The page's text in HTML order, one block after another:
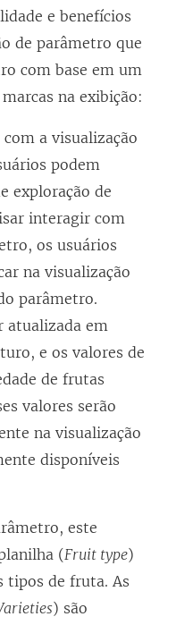
e benefícios
de parâmetro que
com base em um
na exibição:
a visualização
podem
exploração de
interagir com
os usuários
na visualização
parâmetro.
atualizada em
e os valores de
de frutas
valores serão
na visualização
disponíveis
este
(Fruit type)
tipos de fruta. As
) são